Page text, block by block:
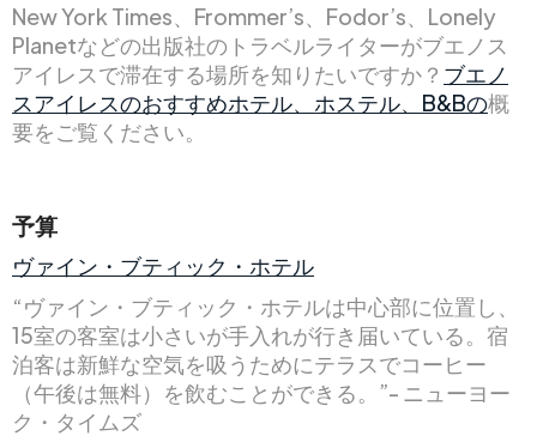
New York Times、Frommer’s、Fodor’s、Lonely
Planetなどの出版社のトラベルライターがブエノス
アイレスで滞在する場所を知りたいですか？ ブエノ
スアイレスのおすすめホテル、ホステル、B&Bの概
要をご覧ください。
予算
ヴァイン・ブティック・ホテル
“ヴァイン・ブティック・ホテルは中心部に位置し、
15室の客室は小さいが手入れが行き届いている。宿
泊客は新鮮な空気を吸うためにテラスでコーヒー
（午後は無料）を飲むことができる。”- ニューヨー
ク・タイムズ